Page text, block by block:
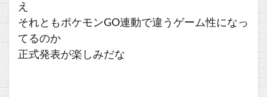
え
それともポケモンGO連動で違うゲーム性になっ
てるのか
正式発表が楽しみだな